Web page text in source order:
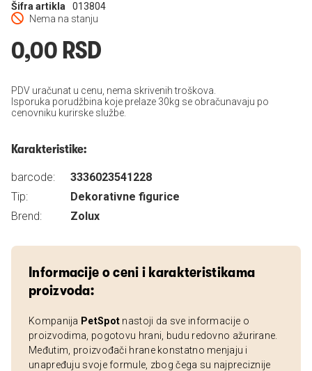
Nema na stanju
Šifra artikla 013804
0,00 RSD
PDV uračunat u cenu, nema skrivenih troškova.
Isporuka porudžbina koje prelaze 30kg se obračunavaju po
cenovniku kurirske službe.
Karakteristike:
barcode:
3336023541228
Tip:
Dekorativne figurice
Brend:
Zolux
Informacije o ceni i karakteristikama
proizvoda:
Kompanija PetSpot nastoji da sve informacije o
proizvodima, pogotovu hrani, budu redovno ažurirane.
Međutim, proizvođači hrane konstatno menjaju i
unapređuju svoje formule, zbog čega su najpreciznije